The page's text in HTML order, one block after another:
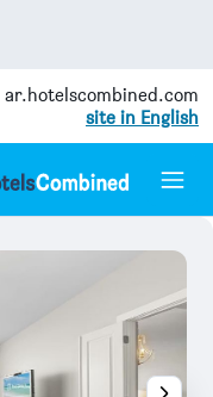
ar.hotelscombined.com
site in English